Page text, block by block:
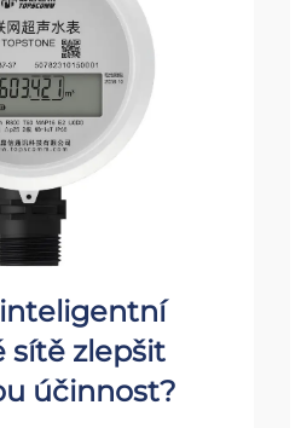
sítě zlepšit
účinnost?